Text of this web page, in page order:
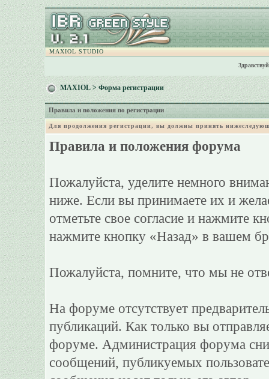
MAXIOL STUDIO
MAXIOL> Форма регистрации
Правила и положения по регистрации
Для продолжения регистрации, вы должны принять
Правила и положения форума
Пожалуйста, уделите немного
ниже. Если вы принимаете их и
отметьте свое согласие и нажмите
нажмите кнопку «Назад» в вашем
Пожалуйста, помните, что мы не
На форуме отсутствует
публикаций. Как только вы
форуме. Администрация форума
сообщений, публикуемых